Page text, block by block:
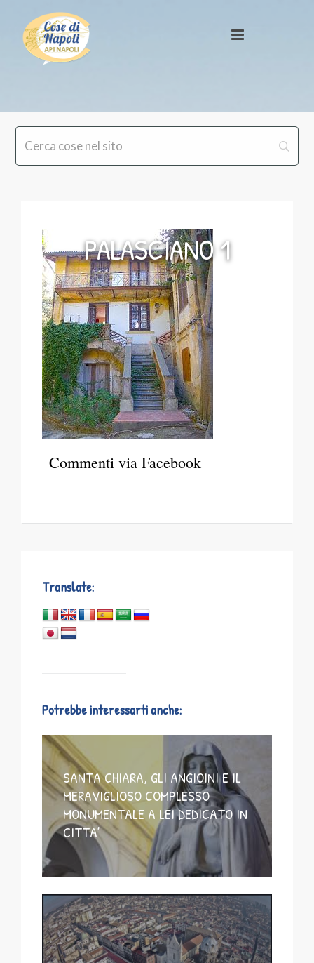
PALASCIANO 1
Commenti via Facebook
Translate:
Potrebbe interessarti anche:
SANTA CHIARA, GLI ANGIOINI E IL
MERAVIGLIOSO COMPLESSO
MONUMENTALE A LEI DEDICATO IN
CITTA’